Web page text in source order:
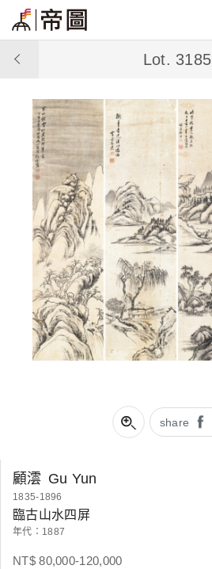
share
Lot. 3185
顧澐 Gu Yun
1835-1896
臨古山水四屏
年代：1887
NT$ 80,000-120,000